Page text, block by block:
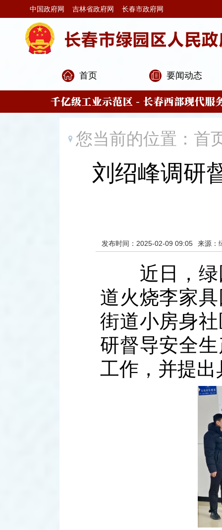
中国政府网 吉林省政府网 长春市政府网
首页 要闻动态
您当前的位置： 首
刘绍峰调研
发布时间：2025-02-09 09:05 来源：
近日，绿
道火烧李家
街道小房身
研督导安全
工作，并提